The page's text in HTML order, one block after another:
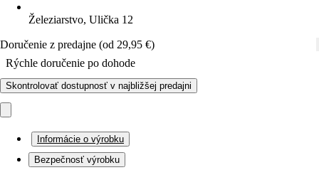
Železiarstvo, Ulička 12
Doručenie z predajne (od 29,95 €)
Rýchle doručenie po dohode
Skontrolovať dostupnosť v najbližšej predajni
Informácie o výrobku
Bezpečnosť výrobku